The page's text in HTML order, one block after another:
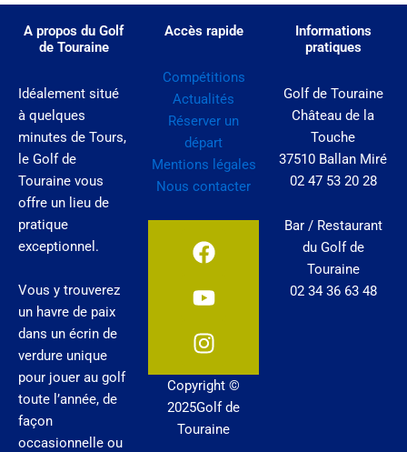
A propos du Golf
de Touraine
Idéalement situé
à quelques
minutes de Tours,
le Golf de
Touraine vous
offre un lieu de
pratique
exceptionnel.
Vous y trouverez
un havre de paix
dans un écrin de
verdure unique
pour jouer au golf
toute l’année, de
façon
occasionnelle ou
Accès rapide
Compétitions
Actualités
Réserver un
départ
Mentions légales
Nous contacter
F
a
c
e
b
o
o
k
Y
o
u
t
u
b
e
I
n
s
t
a
g
r
a
m
Copyright ©
2025Golf de
Touraine
Informations
pratiques
Golf de Touraine
Château de la
Touche
37510 Ballan Miré
02 47 53 20 28
Bar / Restaurant
du Golf de
Touraine
02 34 36 63 48